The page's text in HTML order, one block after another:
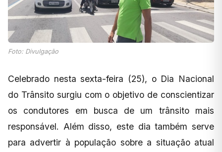
Foto: Divulgação
Celebrado nesta sexta-feira (25), o Dia Nacional
do Trânsito surgiu com o objetivo de conscientizar
os condutores em busca de um trânsito mais
responsável. Além disso, este dia também serve
para advertir à população sobre a situação atual